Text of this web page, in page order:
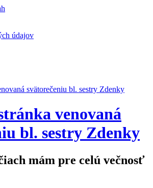
údajov
venovaná
bl. sestry Zdenky
mám pre celú večnosť